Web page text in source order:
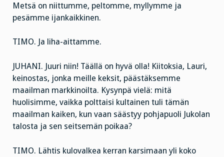
Metsä on niittumme, peltomme, myllymme ja
pesämme ijankaikkinen.
TIMO. Ja liha-aittamme.
JUHANI. Juuri niin! Täällä on hyvä olla! Kiitoksia, Lauri,
keinostas, jonka meille keksit, päästäksemme
maailman markkinoilta. Kysynpä vielä: mitä
huolisimme, vaikka polttaisi kultainen tuli tämän
maailman kaiken, kun vaan säästyy pohjapuoli Jukolan
talosta ja sen seitsemän poikaa?
TIMO. Lähtis kulovalkea kerran karsimaan yli koko